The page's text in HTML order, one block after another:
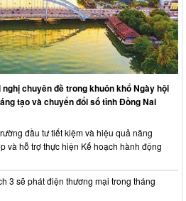
chuyên đề trong khuôn khổ Ngày hội
tạo và chuyển đổi số tỉnh Đồng Nai
đầu tư tiết kiệm và hiệu quả năng
và hỗ trợ thực hiện Kế hoạch hành động
3 sẽ phát điện thương mại trong tháng